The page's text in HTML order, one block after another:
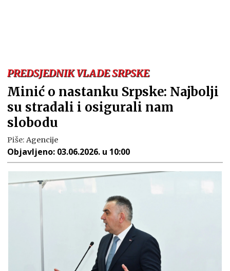
PREDSJEDNIK VLADE SRPSKE
Minić o nastanku Srpske: Najbolji
su stradali i osigurali nam
slobodu
Piše: Agencije
Objavljeno: 03.06.2026. u 10:00